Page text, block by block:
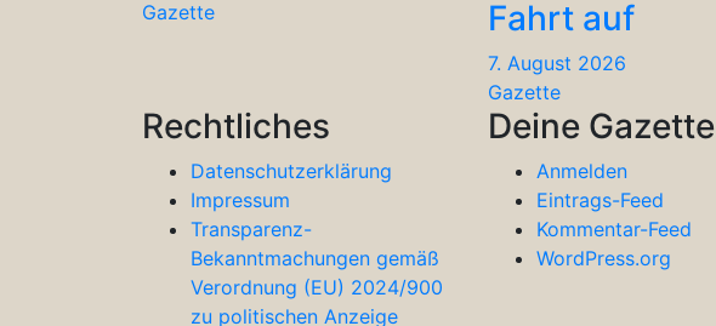
Gazette
Fahrt auf
7. August 2026
Gazette
Rechtliches
Datenschutzerklärung
Impressum
Transparenz-
Bekanntmachungen gemäß
Verordnung (EU) 2024/900
zu politischen Anzeige
Deine Gazette
Anmelden
Eintrags-Feed
Kommentar-Feed
WordPress.org